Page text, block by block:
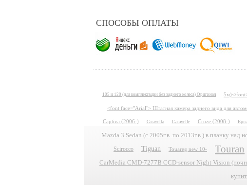
СПОСОБЫ ОПЛАТЫ
105 и 120 (для комплектации без заднего колеса) Оригинал 5м)</
<font face="Arial"> Штатная камера заднего вида для
Captiva (2006-) Caravella Caravelle Cruze (2008-)
Mazda 3 Sedan (с 2005г.в. по 2013г.в.) в планку над
Scirocco Tiguan Touareg new 10- Touran
CarMedia CMD-7277B CCD-sensor Night Vision